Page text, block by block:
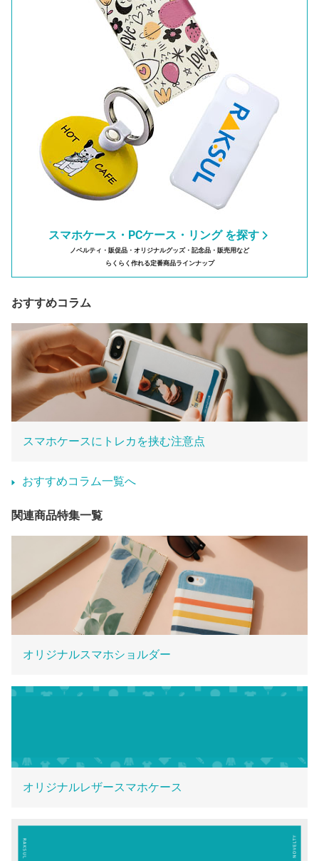
スマホケース・PCケース・リング を探す
ノベルティ・販促品・オリジナルグッズ・記念品・販売用など
らくらく作れる定番商品ラインナップ
おすすめコラム
スマホケースにトレカを挟む注意点
おすすめコラム一覧へ
関連商品特集一覧
オリジナルスマホショルダー
オリジナルレザースマホケース